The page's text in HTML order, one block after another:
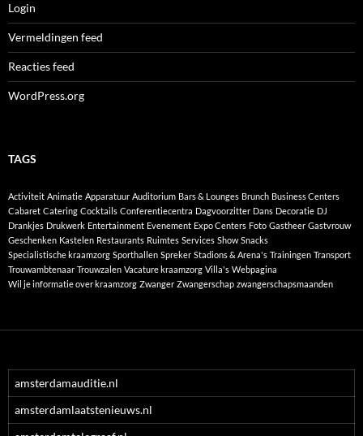
Login
Vermeldingen feed
Reacties feed
WordPress.org
TAGS
Activiteit Animatie Apparatuur Auditorium Bars & Lounges Brunch Business Centers
Cabaret Catering Cocktails Conferentiecentra Dagvoorzitter Dans Decoratie DJ
Drankjes Drukwerk Entertainment Evenement Expo Centers Foto Gastheer Gastvrouw
Geschenken Kastelen Restaurants Ruimtes Services Show Snacks
Specialistische kraamzorg Sporthallen Spreker Stadions & Arena's Trainingen Transport
Trouwambtenaar Trouwzalen Vacature kraamzorg Villa's Webpagina
Wil je informatie over kraamzorg Zwanger Zwangerschap zwangerschapsmaanden
amsterdamauditie.nl
amsterdamlaatstenieuws.nl